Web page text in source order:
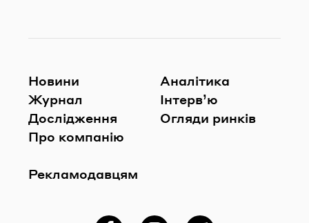
Новини
Журнал
Дослідження
Про компанію
Рекламодавцям
Аналітика
Інтерв’ю
Огляди ринків